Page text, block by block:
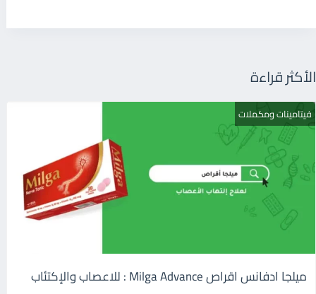
الأكثر قراءة
فيتامينات ومكملات
ميلجا ادفانس اقراص Milga Advance : للاعصاب والإكتئاب